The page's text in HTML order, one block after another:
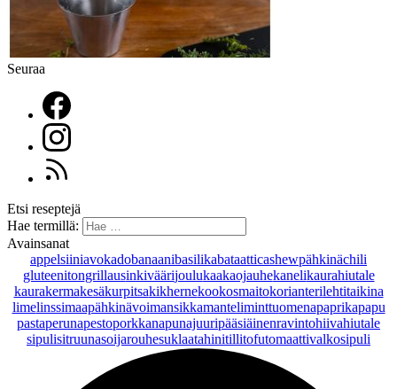
Seuraa
Etsi reseptejä
Hae termillä:
Avainsanat
appelsiiniavokadobanaanibasilikabataatticashewpähkinächili
gluteenitongrillausinkiväärijoulukaakaojauhekanelikaurahiutale
kaurakermakesäkurpitsakikhernekookosmaitokorianterilehtitaikina
limelinssimaapähkinävoimansikkamanteliminttuomenapaprikapapu
pastaperunapestoporkkanapunajuuripääsiäinenravintohiivahiutale
sipulisitruunasoijarouhesuklaatahinitillitofutomaattivalkosipuli